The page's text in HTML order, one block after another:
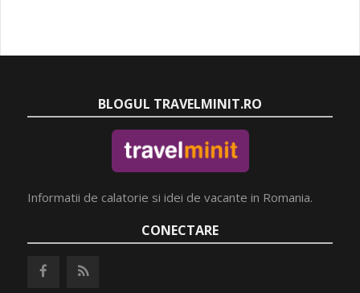
BLOGUL TRAVELMINIT.RO
Informatii de calatorie si idei de vacante in Romania.
CONECTARE